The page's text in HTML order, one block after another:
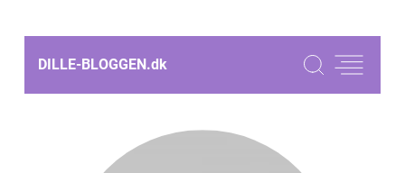
DILLE-BLOGGEN.dk